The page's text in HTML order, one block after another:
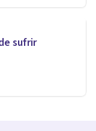
sufrir